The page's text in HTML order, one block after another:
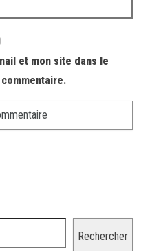
et mon site dans le
Rechercher